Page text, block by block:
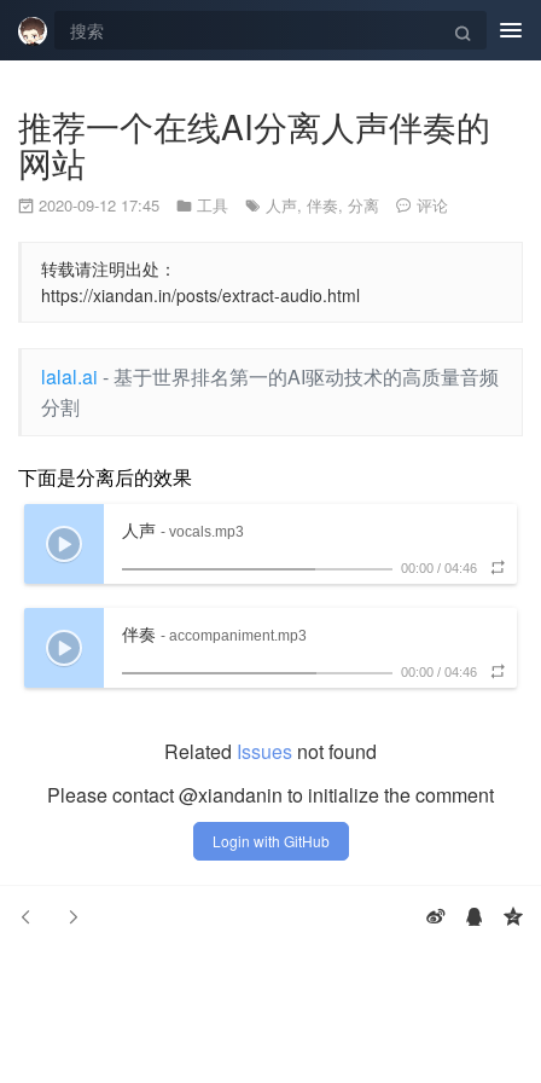
推荐一个在线AI分离人声伴奏的
网站
2020-09-12 17:45 工具 人声, 伴奏, 分离 评论
转载请注明出处：
https://xiandan.in/posts/extract-audio.html
lalal.ai - 基于世界排名第一的AI驱动技术的高质量音频
分割
下面是分离后的效果
人声 - vocals.mp3
00:00 / 04:46
伴奏 - accompaniment.mp3
00:00 / 04:46
Related Issues not found
Please contact @xiandanin to initialize the comment
Login with GitHub